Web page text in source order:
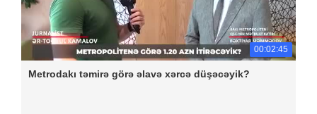
00:02:45
Metrodakı təmirə görə əlavə xərcə düşəcəyik?